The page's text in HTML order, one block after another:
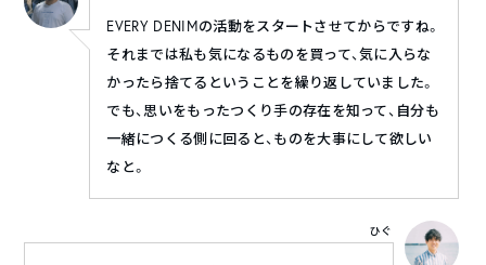
EVERY DENIMの活動をスタートさせてからですね。
それまでは私も気になるものを買って、気に入らな
かったら捨てるということを繰り返していました。
でも、思いをもったつくり手の存在を知って、自分も
一緒につくる側に回ると、ものを大事にして欲しい
なと。
ひぐ